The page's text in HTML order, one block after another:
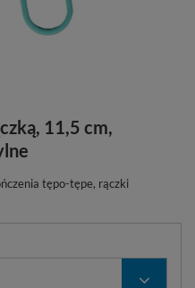
11,5 cm,
tępo-tępe, rączki